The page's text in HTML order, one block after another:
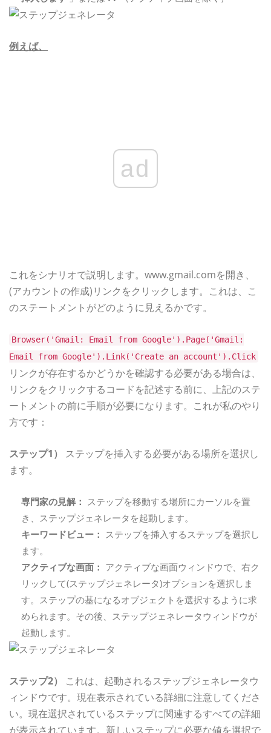
例えば、
ad
これをシナリオで説明します。www.gmail.comを開き、
(アカウントの作成)リンクをクリックします。これは、こ
のステートメントがどのように見えるかです。
Browser('Gmail: Email from Google').Page('Gmail:
Email from Google').Link('Create an account').Click
リンクが存在するかどうかを確認する必要がある場合は、
リンクをクリックするコードを記述する前に、上記のステ
ートメントの前に手順が必要になります。これが私のやり
方です：
ステップ1）
ステップを挿入する必要がある場所を選択し
ます。
専門家の見解： ステップを移動する場所にカーソルを置
き、ステップジェネレータを起動します。
キーワードビュー： ステップを挿入するステップを選択し
ます。
アクティブな画面： アクティブな画面ウィンドウで、右ク
リックして(ステップジェネレータ)オプションを選択しま
す。ステップの基になるオブジェクトを選択するように求
められます。その後、ステップジェネレータウィンドウが
起動します。
ステップ2）
これは、起動されるステップジェネレータウ
ィンドウです。現在表示されている詳細に注意してくださ
い。現在選択されているステップに関連するすべての詳細
が表示されています。新しいステップに必要な値を選択で